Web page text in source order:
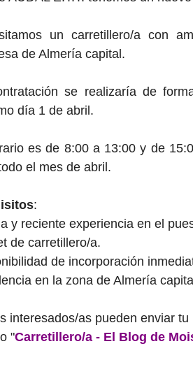
un carretillero/a con
de Almería capital.
se realizaría de
día 1 de abril.
es de 8:00 a 13:00 y de
el mes de abril.
:
y reciente experiencia en el
de carretillero/a.
de incorporación
en la zona de Almería
interesados/as pueden enviar tu
"Carretillero/a - El Blog de